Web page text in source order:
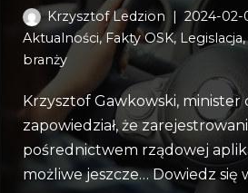
Krzysztof Ledzion
2024-02-
Aktualności,Fakty OSK, Legislacja
branży
Krzysztof Gawkowski, minister
zapowiedział, że
pośrednictwem rządowej
możliwe jeszcze…Dowiedz się